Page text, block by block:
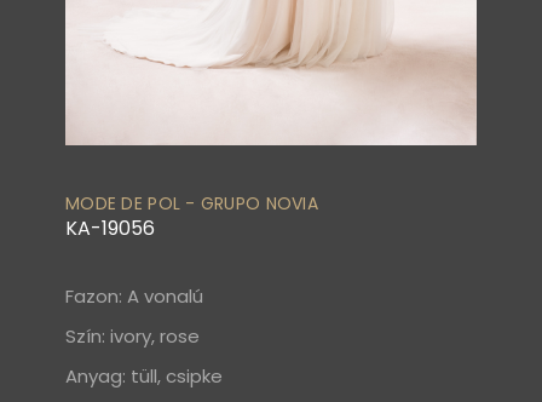
MODE DE POL - GRUPO NOVIA
KA-19056
Fazon: A vonalú
Szín: ivory, rose
Anyag: tüll, csipke